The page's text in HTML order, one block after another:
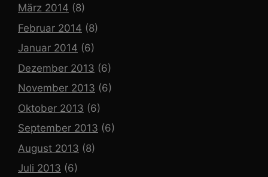
März 2014 (8)
Februar 2014 (8)
Januar 2014 (6)
Dezember 2013 (6)
November 2013 (6)
Oktober 2013 (6)
September 2013 (6)
August 2013 (8)
Juli 2013 (6)